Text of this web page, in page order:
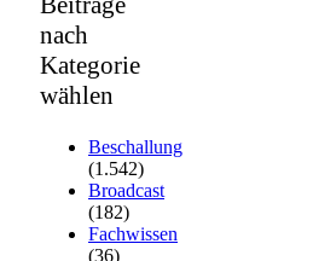
nach
Kategorie
wählen
Beschallung
(1.542)
Broadcast
(182)
Fachwissen
(36)